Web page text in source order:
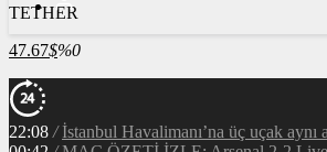
TETHER
47.67$%0
22:08 / İstanbul Havalimanı’na üç uçak aynı